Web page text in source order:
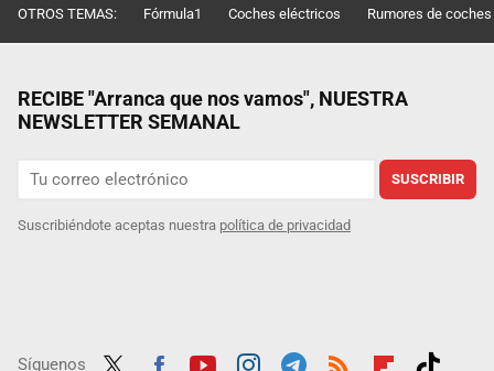
OTROS TEMAS: Fórmula1 Coches eléctricos Rumores de coches
RECIBE "Arranca que nos vamos", NUESTRA
NEWSLETTER SEMANAL
SUSCRIBIR
Suscribiéndote aceptas nuestra política de privacidad
Síguenos